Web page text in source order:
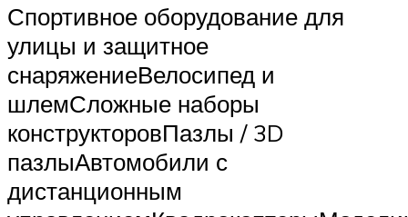
Спортивное оборудование для
улицы и защитное
снаряжениеВелосипед и
шлемСложные наборы
конструкторовПазлы / 3D
пазлыАвтомобили с
дистанционным